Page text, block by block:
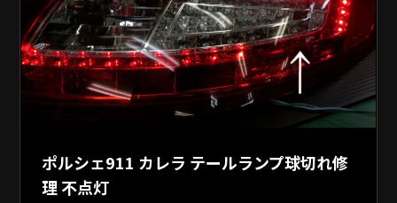
ポルシェ911 カレラ テールランプ球切れ修
理 不点灯